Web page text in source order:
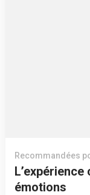
Recommandées
émotions